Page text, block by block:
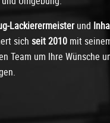
Lackierermeisterund
sich seit 2010 mit
Team um Ihre Wünsche